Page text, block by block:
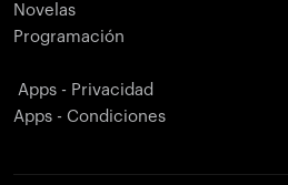
Novelas
Programación
Apps - Privacidad
Apps - Condiciones